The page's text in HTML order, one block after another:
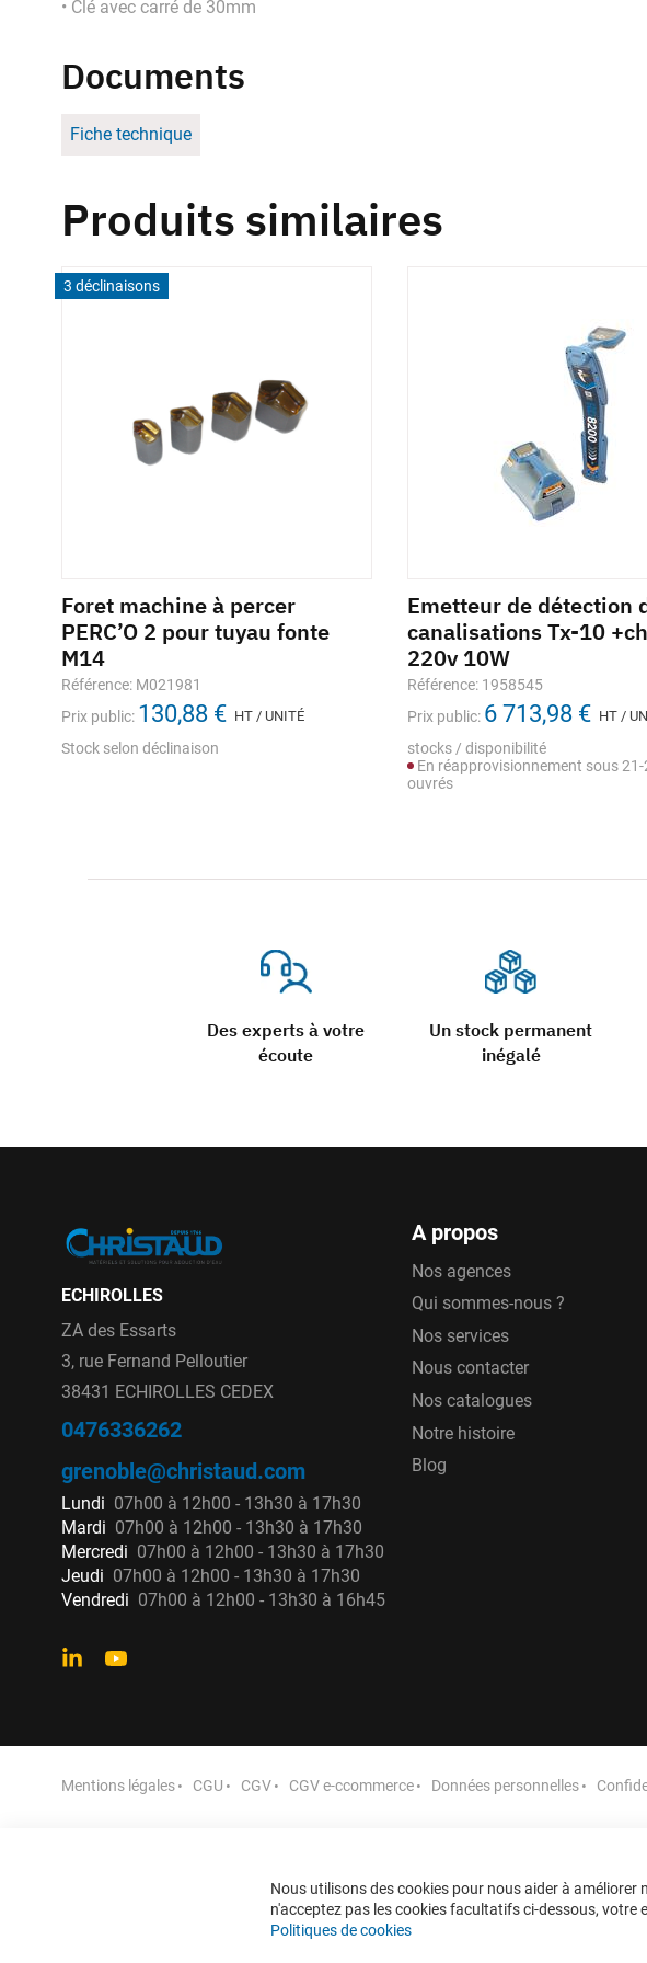
• Clé avec carré de 30mm
Documents
Fiche technique
Des experts à votre
écoute
Un stock permanent
inégalé
Produits similaires
3 déclinaisons
Foret machine à percer
PERC’O 2 pour tuyau fonte
M14
Référence: M021981
Prix public: 130,88 € HT / UNITÉ
Stock selon déclinaison
Emetteur de détection
canalisations Tx-10
220v 10W
Référence: 1958545
Prix public: 6 713,98 € HT /
stocks / disponibilité
En réapprovisionnement sous
ouvrés
ECHIROLLES
ZA des Essarts
3, rue Fernand Pelloutier
38431 ECHIROLLES CEDEX
0476336262
grenoble@christaud.com
Lundi 07h00 à 12h00 - 13h30 à 17h30
Mardi 07h00 à 12h00 - 13h30 à 17h30
Mercredi 07h00 à 12h00 - 13h30 à 17h30
Jeudi 07h00 à 12h00 - 13h30 à 17h30
Vendredi 07h00 à 12h00 - 13h30 à 16h45
A propos
Nos agences
Qui sommes-nous ?
Nos services
Nous contacter
Nos catalogues
Notre histoire
Blog
Mentions légales CGU CGV CGV e-ccommerce Données personnelles
Nous utilisons des cookies pour nous aider à améliorer
n'acceptez pas les cookies facultatifs ci-dessous, votre
Politiques de cookies